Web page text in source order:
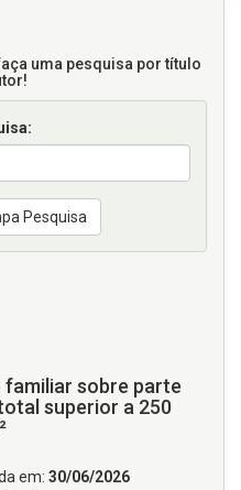
uma pesquisa por título
familiar sobre parte
superior a 250
em: 30/06/2026